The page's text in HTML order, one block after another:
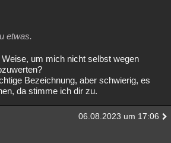
etwas.
um mich nicht selbst wegen
Bezeichnung, aber schwierig, es
da stimme ich dir zu.
06.08.2023 um 17:06